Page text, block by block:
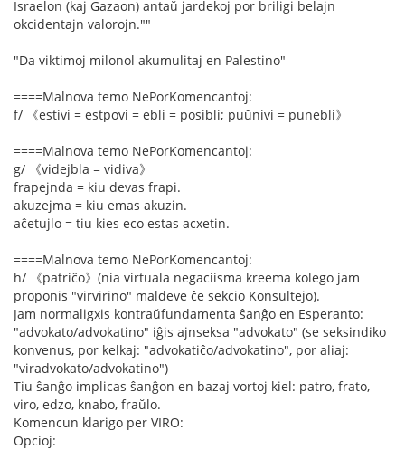
Israelon (kaj Gazaon) antaŭ jardekoj por briligi belajn
okcidentajn valorojn.""
"Da viktimoj milonol akumulitaj en Palestino"
====Malnova temo NePorKomencantoj:
f/ 《estivi = estpovi = ebli = posibli; puŭnivi = punebli》
====Malnova temo NePorKomencantoj:
g/ 《videjbla = vidiva》
frapejnda = kiu devas frapi.
akuzejma = kiu emas akuzin.
aĉetujlo = tiu kies eco estas acxetin.
====Malnova temo NePorKomencantoj:
h/ 《patriĉo》(nia virtuala negaciisma kreema kolego jam
proponis "virvirino" maldeve ĉe sekcio Konsultejo).
Jam normaligxis kontraŭfundamenta ŝanĝo en Esperanto:
"advokato/advokatino" iĝis ajnseksa "advokato" (se seksindiko
konvenus, por kelkaj: "advokatiĉo/advokatino", por aliaj:
"viradvokato/advokatino")
Tiu ŝanĝo implicas ŝanĝon en bazaj vortoj kiel: patro, frato,
viro, edzo, knabo, fraŭlo.
Komencun klarigo per VIRO:
Opcioj: